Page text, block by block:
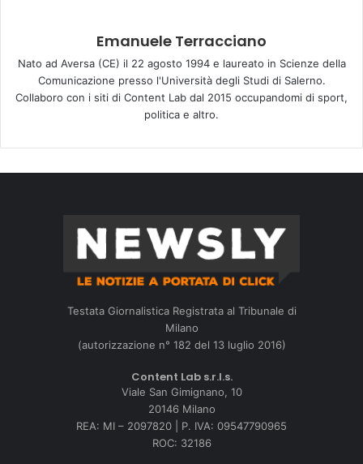
Emanuele Terracciano
Nato ad Aversa (CE) il 22 agosto 1994 e laureato in Scienze della
Comunicazione presso l'Università degli Studi di Salerno.
Collaboro con i siti di Content Lab dal 2015 occupandomi di sport,
politica e altro.
Testata Giornalistica Registrata al Tribunale di
Milano
(autorizzazione n° 182 del 13 luglio 2016)
Content Lab s.r.l.s.
Viale San Gimignano, 10
20146 Milano
REA: MI – 2097820 | P. IVA: 09547790965
ROC: 32186